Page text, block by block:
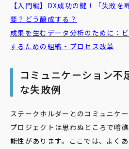
【入門編】DX成功の鍵！「失敗
要？どう醸成する？
成果を生むデータ分析のために：
するための組織・プロセス改革
コミュニケーション不
な失敗例
ステークホルダーとのコミュニケ
プロジェクトは思わぬところで暗
能性があります。ここでは、よく